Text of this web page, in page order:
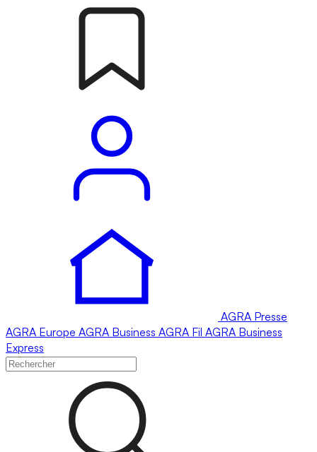
AGRA Presse
AGRA Europe AGRA Business AGRA Fil AGRA Business
Express